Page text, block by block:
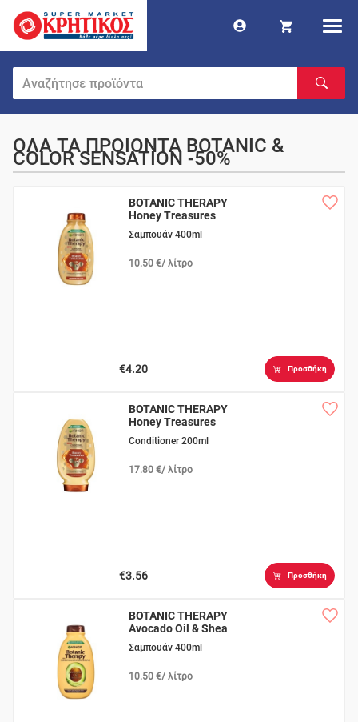
ΟΛΑ ΤΑ ΠΡΟΙΟΝΤΑ BOTANIC &
COLOR SENSATION -50%
BOTANIC THERAPY
Honey Treasures
Σαμπουάν 400ml
10.50 €/ λίτρο
€4.20 Προσθήκη
BOTANIC THERAPY
Honey Treasures
Conditioner 200ml
17.80 €/ λίτρο
€3.56 Προσθήκη
BOTANIC THERAPY
Avocado Oil & Shea
Butter
Σαμπουάν 400ml
10.50 €/ λίτρο